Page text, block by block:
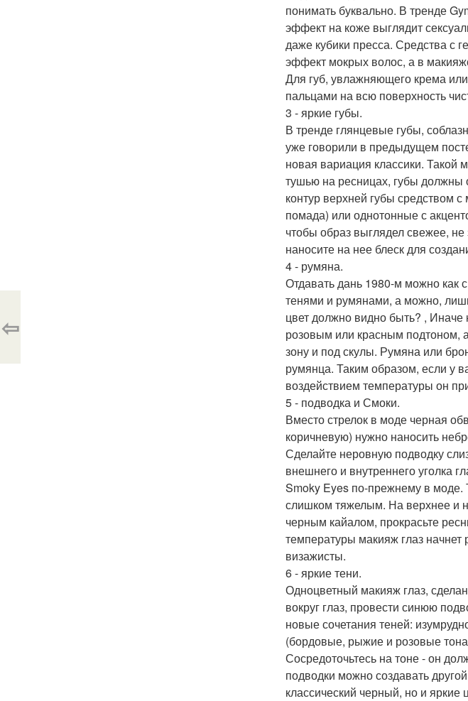
понимать буквально. В тренде
эффект на коже выглядит
даже кубики пресса. Средства с
эффект мокрых волос, а в
Для губ, увлажняющего крема
пальцами на всю поверхность
3 - яркие губы.
В тренде глянцевые губы,
уже говорили в предыдущем
новая вариация классики. Такой
тушью на ресницах, губы должны
контур верхней губы средством
помада) или однотонные с
чтобы образ выглядел свежее,
наносите на нее блеск для
4 - румяна.
Отдавать дань 1980-м можно как
тенями и румянами, а можно,
цвет должно видно быть? ,
розовым или красным подтоном,
зону и под скулы. Румяна или
румянца. Таким образом, если у
воздействием температуры он
5 - подводка и Смоки.
Вместо стрелок в моде черная
коричневую) нужно наносить
Сделайте неровную подводку
внешнего и внутреннего уголка
Smoky Eyes по-прежнему в моде.
слишком тяжелым. На верхнее и
черным кайалом, прокрасьте
температуры макияж глаз начнет
визажисты.
6 - яркие тени.
Одноцветный макияж глаз,
вокруг глаз, провести синюю
новые сочетания теней:
(бордовые, рыжие и розовые
Сосредоточьтесь на тоне - он
подводки можно создавать
классический черный, но и яркие
⇦